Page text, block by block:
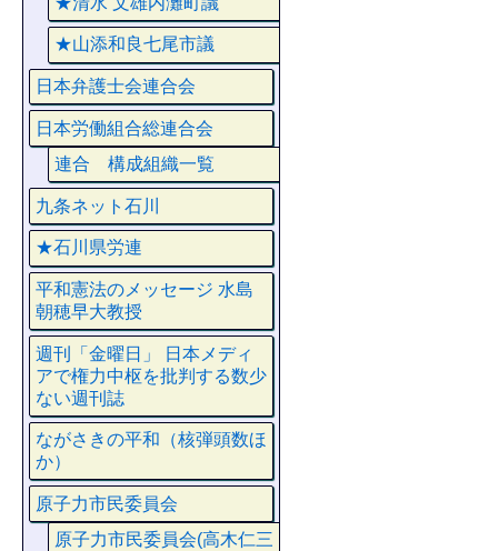
★山添和良七尾市議
日本弁護士会連合会
日本労働組合総連合会
連合 構成組織一覧
九条ネット石川
★石川県労連
平和憲法のメッセージ 水島
朝穂早大教授
週刊「金曜日」 日本メディ
アで権力中枢を批判する数少
ない週刊誌
ながさきの平和（核弾頭数ほ
か）
原子力市民委員会
原子力市民委員会(高木仁三